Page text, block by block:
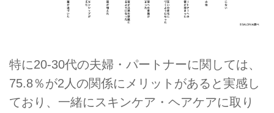
特に20-30代の夫婦・パートナーに関しては、
75.8％が2人の関係にメリットがあると実感し
ており、一緒にスキンケア・ヘアケアに取り